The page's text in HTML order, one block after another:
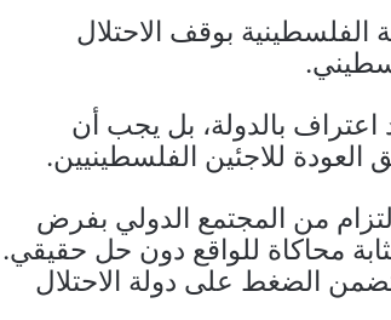
الفلسطينية بوقف الاحتلال
بالدولة، بل يجب أن
العودة للاجئين الفلسطينيين.
من المجتمع الدولي بفرض
محاكاة للواقع دون حل حقيقي.
الضغط على دولة الاحتلال